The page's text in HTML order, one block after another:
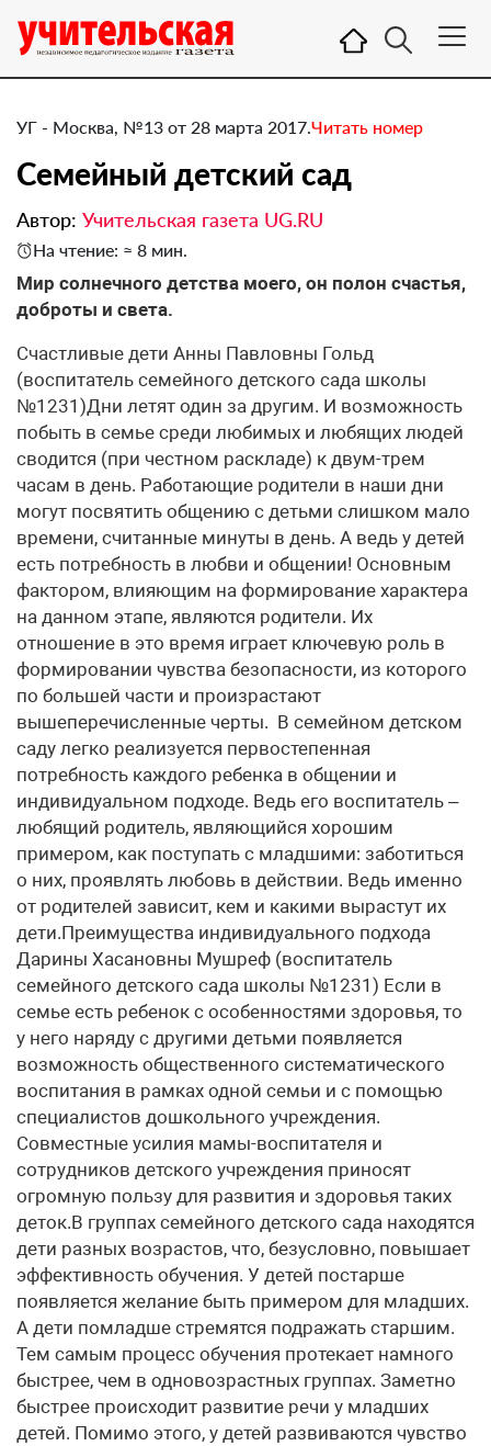
УГ - Москва, №13 от 28 марта 2017.Читать номер
Семейный детский сад
Автор: Учительская газета UG.RU
На чтение: ≈ 8 мин.
Мир солнечного детства моего, он полон счастья,
доброты и света.
Счастливые дети Анны Павловны Гольд
(воспитатель семейного детского сада школы
№1231)Дни летят один за другим. И возможность
побыть в семье среди любимых и любящих людей
сводится (при честном раскладе) к двум-трем
часам в день. Работающие родители в наши дни
могут посвятить общению с детьми слишком мало
времени, считанные минуты в день. А ведь у детей
есть потребность в любви и общении! Основным
фактором, влияющим на формирование характера
на данном этапе, являются родители. Их
отношение в это время играет ключевую роль в
формировании чувства безопасности, из которого
по большей части и произрастают
вышеперечисленные черты. В семейном детском
саду легко реализуется первостепенная
потребность каждого ребенка в общении и
индивидуальном подходе. Ведь его воспитатель –
любящий родитель, являющийся хорошим
примером, как поступать с младшими: заботиться
о них, проявлять любовь в действии. Ведь именно
от родителей зависит, кем и какими вырастут их
дети.Преимущества индивидуального подхода
Дарины Хасановны Мушреф (воспитатель
семейного детского сада школы №1231) Если в
семье есть ребенок с особенностями здоровья, то
у него наряду с другими детьми появляется
возможность общественного систематического
воспитания в рамках одной семьи и с помощью
специалистов дошкольного учреждения.
Совместные усилия мамы-воспитателя и
сотрудников детского учреждения приносят
огромную пользу для развития и здоровья таких
деток.В группах семейного детского сада находятся
дети разных возрастов, что, безусловно, повышает
эффективность обучения. У детей постарше
появляется желание быть примером для младших.
А дети помладше стремятся подражать старшим.
Тем самым процесс обучения протекает намного
быстрее, чем в одновозрастных группах. Заметно
быстрее происходит развитие речи у младших
детей. Помимо этого, у детей развиваются чувство